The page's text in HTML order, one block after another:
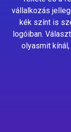
vállalkozás
kék színt is
logóiban.
olyasmit